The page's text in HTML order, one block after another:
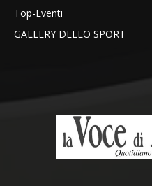
Top-Eventi
GALLERY DELLO SPORT